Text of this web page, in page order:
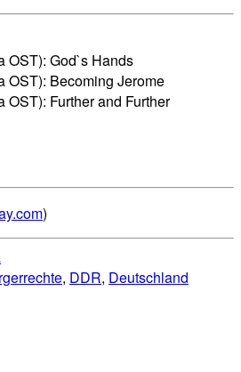
OST): God`s Hands
OST): Becoming Jerome
OST): Further and Further
)
, DDR, Deutschland